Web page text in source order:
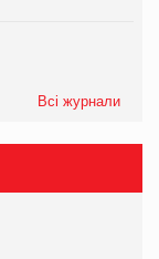
Всі журнали